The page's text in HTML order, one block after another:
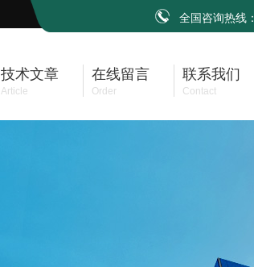
全国咨询热线：
技术文章
Article
在线留言
Order
联系我们
Contact